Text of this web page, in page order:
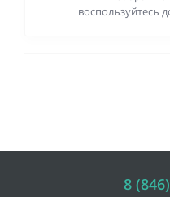
воспользуйтесь
8